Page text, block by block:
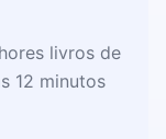
livros de
12 minutos